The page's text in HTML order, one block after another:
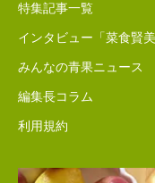
特集記事一覧
インタビュー「菜食賢美
みんなの青果ニュース
編集長コラム
利用規約